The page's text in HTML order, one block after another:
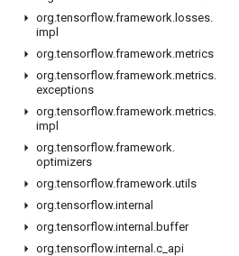
org.tensorflow.framework. losses.
impl
org.tensorflow.framework.metrics
org.tensorflow.framework.metrics.
exceptions
org.tensorflow.framework.metrics.
impl
org.tensorflow.framework.
optimizers
org.tensorflow.framework.utils
org.tensorflow.internal
org.tensorflow.internal .buffer
org.tensorflow.internal .c api